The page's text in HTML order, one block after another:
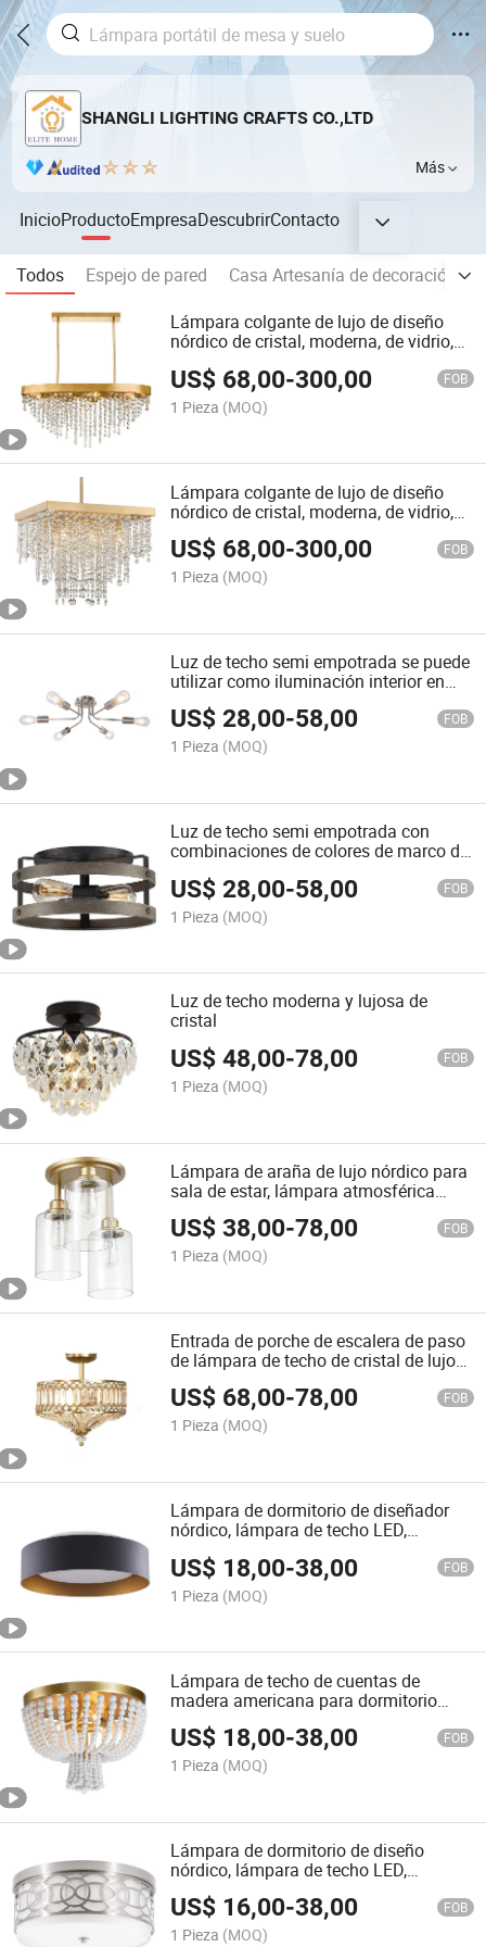
SHANGLI LIGHTING CRAFTS CO.,LTD
Más
InicioProductoEmpresaDescubrirContacto
Todos Espejo de pared Casa Artesanía de decoración
Lámpara colgante de lujo de diseño
nórdico de cristal, moderna, de vidrio,
US$ 68,00-300,00 FOB
1 Pieza (MOQ)
Lámpara colgante de lujo de diseño
nórdico de cristal, moderna, de vidrio,
para villas y hogares
US$ 68,00-300,00 FOB
1 Pieza (MOQ)
Luz de techo semi empotrada se puede
utilizar como iluminación interior en
cocina, sala de estar, dormitorio,
pasillo, entrada, café, bar o iluminación
de acento
US$28,00-58,00 FOB
1 Pieza (MOQ)
Luz de techo semi empotrada con
combinaciones de colores de marco de
galvanizados
US$28,00-58,00 FOB
1 Pieza (MOQ)
Luz de techo moderna y lujosa de
cristal
US$48,00-78,00 FOB
1 Pieza (MOQ)
Lámpara de araña de lujo nórdico para
sala de estar, lámpara atmosférica
para comedor 2022 Nuevas lámparas
de dormitorio simples y modernas
minimalistas
US$38,00-78,00 FOB
1 Pieza (MOQ)
Entrada de porche de escalera de paso
de lámpara de techo de cristal de lujo
de estilo europeo Pasillo pasillo pasillo
Balcón Villa pequeño Chandelier
US$ 68,00-78,00 FOB
1 Pieza (MOQ)
Lámpara de dormitorio de diseñador
nórdico, lámpara de techo LED,
personalidad redonda, lámpara para
niños; lámpara para dormitorio
principal
US$ 18,00-38,00 FOB
1 Pieza (MOQ)
Lámpara de techo de cuentas de
madera americana para dormitorio
infantil; lámpara de techo redonda
creativa retro de hierro para balcón y
pasillo
US$ 18,00-38,00 FOB
1 Pieza (MOQ)
Lámpara de dormitorio de diseño
nórdico, lámpara de techo LED,
moderna, minimalista, creativa,
personalidad, lámpara redonda de
metal para el dormitorio principal
US$ 16,00-38,00 FOB
1 Pieza (MOQ)